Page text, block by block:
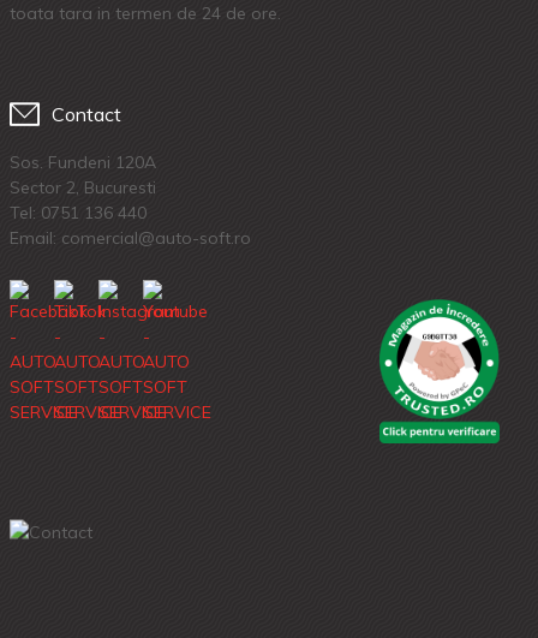
toata tara in termen de 24 de ore.
Contact
Sos. Fundeni 120A
Sector 2, Bucuresti
Tel: 0751 136 440
Email: comercial@auto-soft.ro